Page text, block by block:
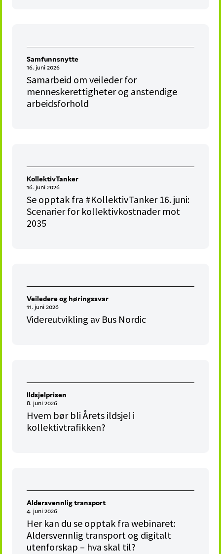
Samfunnsnytte
16. juni 2026
Samarbeid om veileder for
menneskerettigheter og anstendige
arbeidsforhold
KollektivTanker
16. juni 2026
Se opptak fra #KollektivTanker 16. juni:
Scenarier for kollektivkostnader mot
2035
Veiledere og høringssvar
11. juni 2026
Videreutvikling av Bus Nordic
Ildsjelprisen
8. juni 2026
Hvem bør bli Årets ildsjel i
kollektivtrafikken?
Aldersvennlig transport
4. juni 2026
Her kan du se opptak fra webinaret:
Aldersvennlig transport og digitalt
utenforskap – hva skal til?